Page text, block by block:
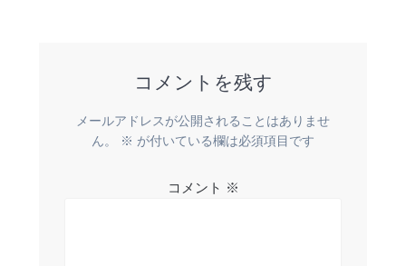
コメントを残す
メールアドレスが公開されることはありませ
ん。
※ が付いている欄は必須項目です
コメント ※